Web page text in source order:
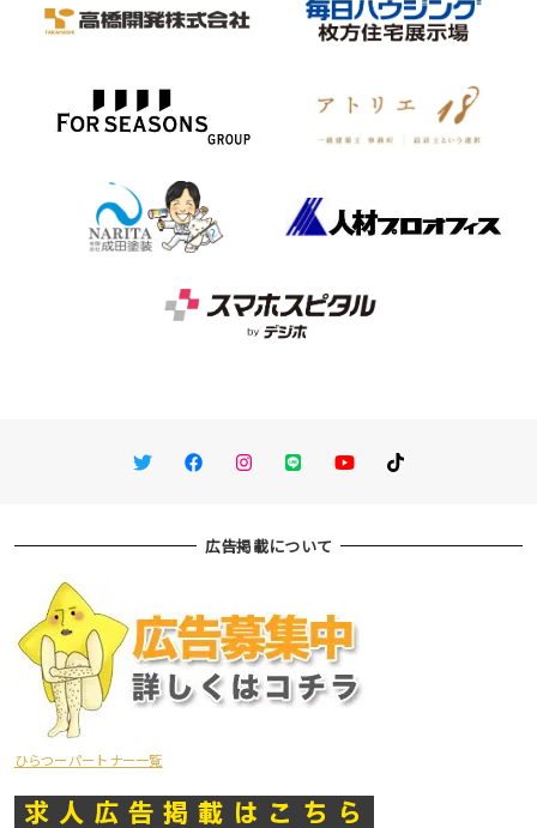
TwitterFacebookInstagram
LINE You TubeTikTok
広告掲載について
ひらつーパートナー一覧